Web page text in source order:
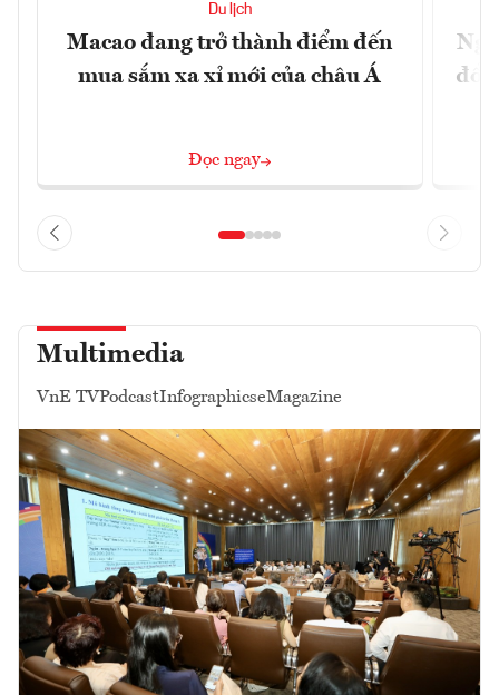
Du lịch
Macao đang trở thành điểm đến
mua sắm xa xỉ mới của châu Á
Đọc ngay
đổi
Multimedia
VnE TVPodcastInfographicseMagazine